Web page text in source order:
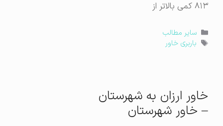
دسته‌ها
سایر مطالب
برچسب‌ها
باربری خاور
خاور ارزان به شهرستان
– خاور شهرستان